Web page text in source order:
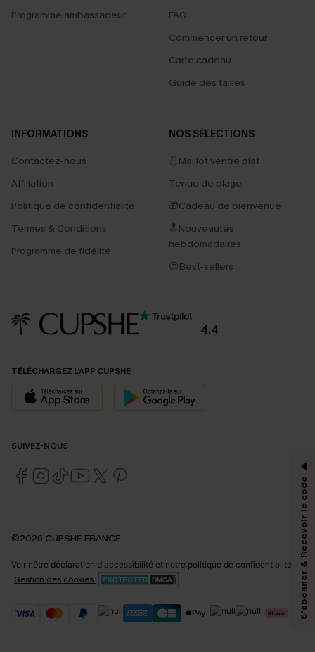
Programme ambassadeur
FAQ
Commencer un retour
Carte cadeau
Guide des tailles
INFORMATIONS
Contactez-nous
Affiliation
Politique de confidentialité
Termes & Conditions
Programme de fidélité
NOS SÉLECTIONS
🩱Maillot ventre plat
Tenue de plage
🎁Cadeau de bienvenue
🔝Nouveautés
hebdomadaires
😍Best-sellers
4.4
TÉLÉCHARGEZ L’APP CUPSHE
SUIVEZ-NOUS
©2026 CUPSHE FRANCE
Voir nôtre déclaration d'accessibilité et notre politique de confidentialité.
Gestion des cookies
*Un code par commande, valable une seule fois.
marketing (y compris du contenu généré par l'IA) de Cupshe et
pouvons utiliser les données collectées sur notre site ainsi que des
technologies de suivi, telles que des pixels intégrés à nos e-mails, afin de
produits susceptibles de vous intéresser, conformément à notre Politique de
confidentialité
. Vous pouvez vous désabonner à tout moment.
S'abonner & Recevoir le code